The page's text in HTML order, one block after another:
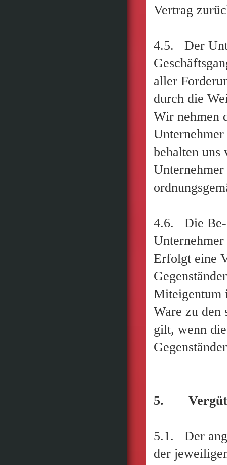
Vertrag
4.5. Der
aller
durch die
Wir nehmen
behalten uns
4.6. Die Be-
Erfolgt eine
Miteigentum
Ware zu den
gilt, wenn
5.
5.1. Der
der